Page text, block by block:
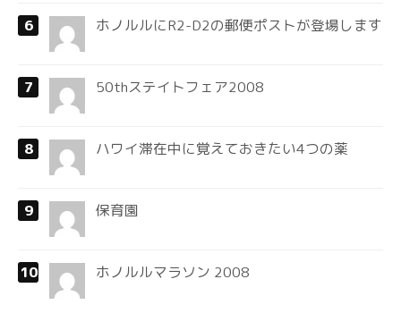
ホノルルにR2-D2の郵便ポストが登場します
50thステイトフェア2008
ハワイ滞在中に覚えておきたい4つの薬
保育園
ホノルルマラソン 2008